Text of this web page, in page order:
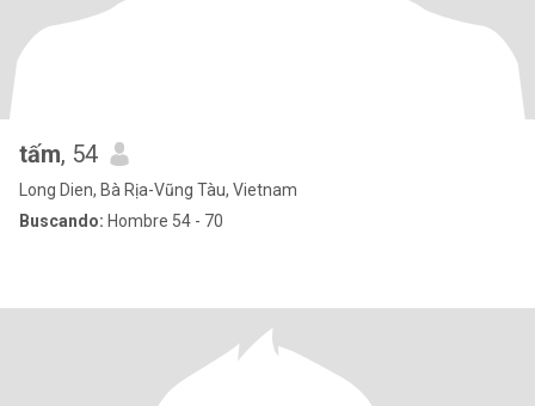
tấm, 54
Long Dien, Bà Rịa-Vũng Tàu, Vietnam
Buscando: Hombre 54 - 70